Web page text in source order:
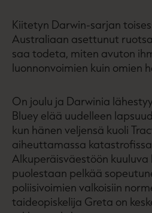
Kiitetyn Darwin-sarjan
Australiaan asettunut
saa todeta, miten avuton
luonnonvoimien kuin omien
On joulu ja Darwinia
Bluey elää uudelleen
kun hänen veljensä kuoli
aiheuttamassa
Alkuperäisväestöön kuuluva
puolestaan pelkää
poliisivoimien valkoisiin
taideopiskelija Greta on